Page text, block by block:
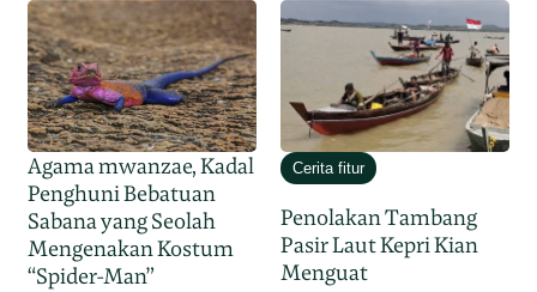
Agama mwanzae, Kadal
Penghuni Bebatuan
Sabana yang Seolah
Mengenakan Kostum
“Spider-Man”
Cerita fitur
Penolakan Tambang
Pasir Laut Kepri Kian
Menguat